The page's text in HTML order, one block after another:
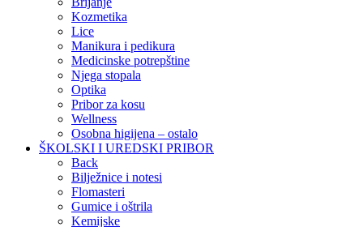
Kozmetika
Lice
Manikura i pedikura
Medicinske potrepštine
Njega stopala
Optika
Pribor za kosu
Wellness
Osobna higijena – ostalo
ŠKOLSKI I UREDSKI PRIBOR
Back
Bilježnice i notesi
Flomasteri
Gumice i oštrila
Kemijske